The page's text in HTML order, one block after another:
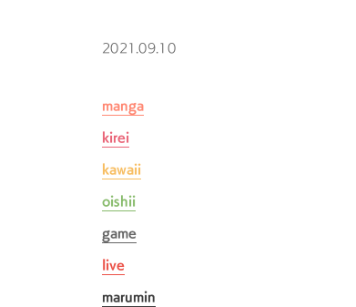
2021.09.10
manga
kirei
kawaii
oishii
game
live
marumin